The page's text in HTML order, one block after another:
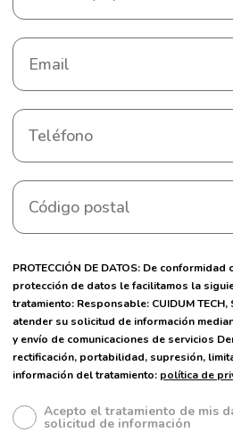
PROTECCIÓN DE DATOS: De
protección de datos le facilitamos la
tratamiento: Responsable: CUIDUM
atender su solicitud de información
y envío de comunicaciones de servicios
rectificación, portabilidad, supresión,
información del tratamiento: política de
Acepto el tratamiento de mis
solicitud de información